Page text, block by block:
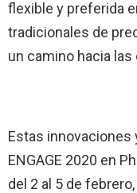
flexible y preferida
tradicionales de
un camino hacia
Estas innovaciones
ENGAGE 2020 en
del 2 al 5 de